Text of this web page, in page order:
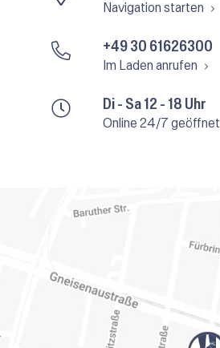
Di - Sa 12 - 18 Uhr
Online 24/7 geöffnet
Navigation starten
+49 30 61626300
Im Laden anrufen